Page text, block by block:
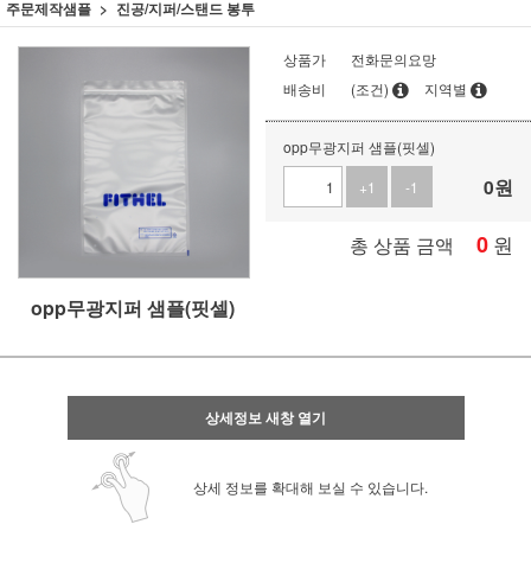
주문제작샘플 진공/지퍼/스탠드 봉투
opp무광지퍼 샘플(핏셀)
상품가
전화문의요망
배송비
(조건) 지역별
opp무광지퍼 샘플(핏셀)
+1
-1 0원
총 상품 금액 0 원
상세정보 새창 열기
상세 정보를 확대해 보실 수 있습니다.